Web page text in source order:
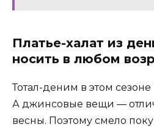
Платье-халат из
носить в любом
Тотал-деним в этом
А джинсовые вещи —
весны. Поэтому смело